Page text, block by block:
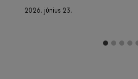
2026. június 23.